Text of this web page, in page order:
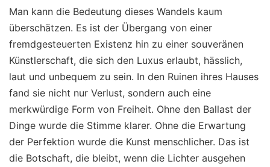
Man kann die Bedeutung dieses Wandels kaum
überschätzen. Es ist der Übergang von einer
fremdgesteuerten Existenz hin zu einer souveränen
Künstlerschaft, die sich den Luxus erlaubt, hässlich,
laut und unbequem zu sein. In den Ruinen ihres Hauses
fand sie nicht nur Verlust, sondern auch eine
merkwürdige Form von Freiheit. Ohne den Ballast der
Dinge wurde die Stimme klarer. Ohne die Erwartung
der Perfektion wurde die Kunst menschlicher. Das ist
die Botschaft, die bleibt, wenn die Lichter ausgehen